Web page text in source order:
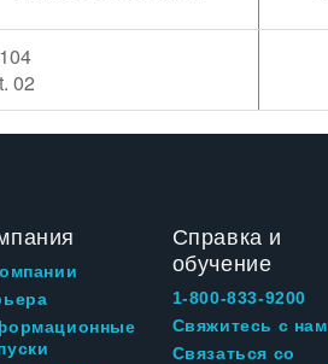
02
Справка и
обучение
1-800-833-9200
Свяжитесь с
Связаться со